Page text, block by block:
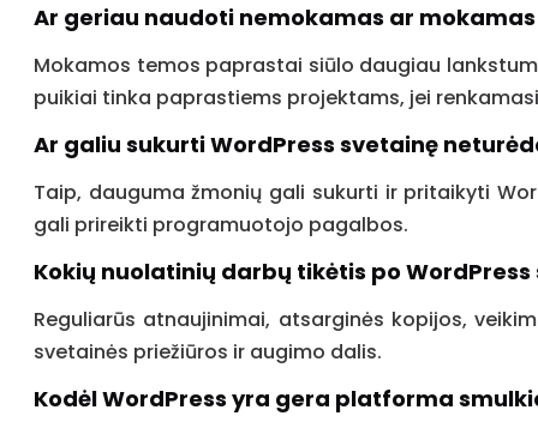
Ar geriau naudoti nemokamas ar
Mokamos temos paprastai siūlo daugiau
puikiai tinka paprastiems projektams, jei
Ar galiu sukurti WordPress svetainę
Taip, dauguma žmonių gali sukurti ir pritaikyti
gali prireikti programuotojo pagalbos.
Kokių nuolatinių darbų tikėtis po
Reguliarūs atnaujinimai, atsarginės kopijos,
svetainės priežiūros ir augimo dalis.
Kodėl WordPress yra gera platforma